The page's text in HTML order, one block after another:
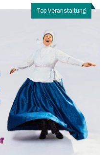
Top-Veranstaltung